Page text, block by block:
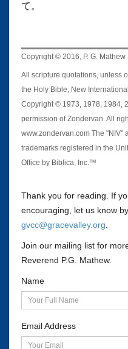
て。
Copyright © 2016, P. G. Mathew
All scripture quotations, unless
the Holy Bible, New
Copyright © 1973, 1978, 1984,
permission of Zondervan. All
www.zondervan.com The "NIV"
trademarks registered in the
Office by Biblica, Inc.™
Thank you for reading. If
encouraging, let us know
gvcc@gracevalley.org
Join our mailing list for
Reverend P.G. Mathew.
Name
Email Address